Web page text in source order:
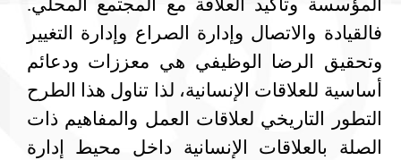
فالقيادة والاتصال وإدارة الصراع وإدارة التغيير
وتحقيق الرضا الوظيفي هي معززات ودعائم
أساسية للعلاقات الإنسانية، لذا تناول هذا الطرح
التطور التاريخي لعلاقات العمل والمفاهيم ذات
الصلة بالعلاقات الإنسانية داخل محيط إدارة